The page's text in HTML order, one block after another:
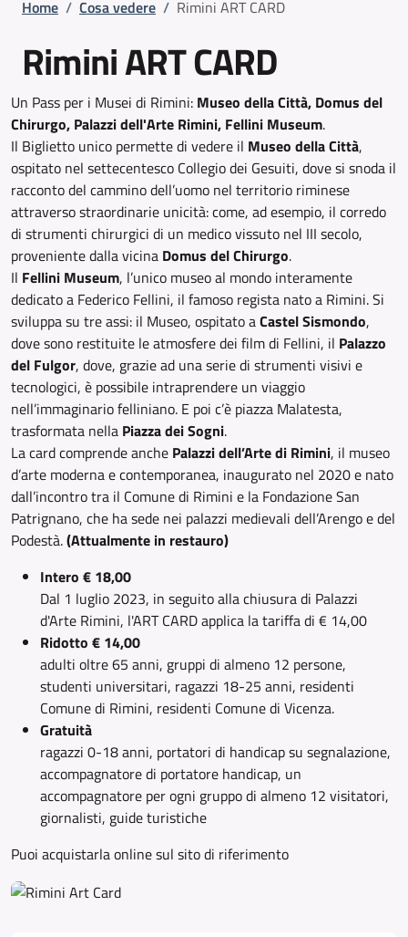
Home / Cosa vedere / Rimini ART CARD
Rimini ART CARD
Un Pass per i Musei di Rimini: Museo della Città, Domus del
Chirurgo, Palazzi dell'Arte Rimini, Fellini Museum.
Il Biglietto unico permette di vedere il Museo della Città,
ospitato nel settecentesco Collegio dei Gesuiti, dove si snoda il
racconto del cammino dell’uomo nel territorio riminese
attraverso straordinarie unicità: come, ad esempio, il corredo
di strumenti chirurgici di un medico vissuto nel III secolo,
proveniente dalla vicina Domus del Chirurgo.
Il Fellini Museum, l’unico museo al mondo interamente
dedicato a Federico Fellini, il famoso regista nato a Rimini. Si
sviluppa su tre assi: il Museo, ospitato aCastel Sismondo,
dove sono restituite le atmosfere dei film di Fellini, il Palazzo
del Fulgor, dove, grazie ad una serie di strumenti visivi e
tecnologici, è possibile intraprendere un viaggio
nell’immaginario felliniano. E poi c’è piazza Malatesta,
trasformata nella Piazza dei Sogni.
La card comprende anche Palazzi dell’Arte di Rimini, il museo
d’arte moderna e contemporanea, inaugurato nel 2020 e nato
dall’incontro tra il Comune di Rimini e la Fondazione San
Patrignano, che ha sede nei palazzi medievali dell’Arengo e del
Podestà.(Attualmente in restauro)
Intero € 18,00
Dal 1 luglio 2023, in seguito alla chiusura di Palazzi
d'Arte Rimini, l'ART CARD applica la tariffa di € 14,00
Ridotto € 14,00
adulti oltre 65 anni, gruppi di almeno 12 persone,
studenti universitari, ragazzi 18-25 anni, residenti
Comune di Rimini, residenti Comune di Vicenza.
Gratuità
ragazzi 0-18 anni, portatori di handicap su segnalazione,
accompagnatore di portatore handicap, un
accompagnatore per ogni gruppo di almeno 12 visitatori,
giornalisti, guide turistiche
Puoi acquistarla online sul sito di riferimento